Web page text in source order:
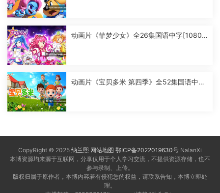
动画片《菲梦少女》全26集国语中字[1080
动画片《宝贝多米 第四季》全52集国语中字
CopyRight © 2025 纳兰熙 网站地图 鄂ICP备2022019630号 NalanXi
本博资源均来源于互联网，分享仅用于个人学习交流，不提供资源存储，也不
参与录制、上传。
版权归属于原作者，本博内容若有侵犯您的权益，请联系告知，本博立即处
理。